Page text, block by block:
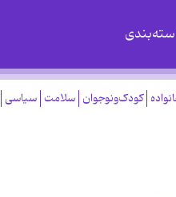
کودک‌ونوجوان سلامت سیاسی